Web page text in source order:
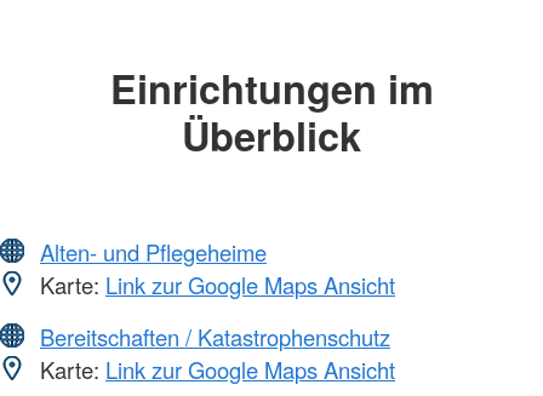
Einrichtungen im
Überblick
Alten- und Pflegeheime
Karte: Link zur Google Maps Ansicht
Bereitschaften / Katastrophenschutz
Karte: Link zur Google Maps Ansicht